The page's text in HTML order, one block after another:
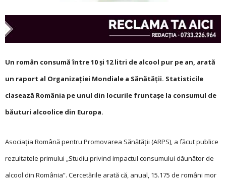
Un român consumă între 10 și 12 litri de alcool pur pe an, arată
un raport al Organizației Mondiale a Sănătății. Statisticile
clasează România pe unul din locurile fruntașe la consumul de
băuturi alcoolice din Europa.
Asociația Română pentru Promovarea Sănă­tății (ARPS), a făcut publice
rezultatele primului „Studiu privind impactul consumului dăunător de
alcool din România”. Cercetările arată că, anual, 15.175 de români mor